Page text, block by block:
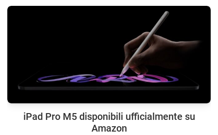
iPad Pro M5 disponibili ufficialmente su
Amazon